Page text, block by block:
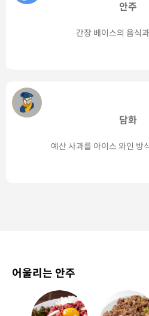
안주
간장 베이스의 음식
담화
예산 사과를 아이스 와인 방
어울리는 안주